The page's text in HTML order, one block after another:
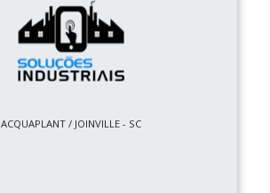
ACQUAPLANT / JOINVILLE - SC